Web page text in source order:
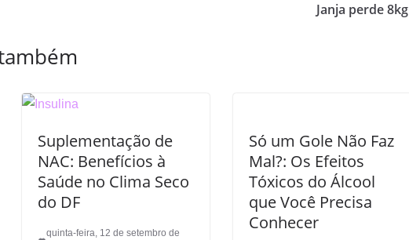
Janja perde 8kg
Suplementação de
NAC: Benefícios à
Saúde no Clima Seco
do DF
quinta-feira, 12 de setembro de
Só um Gole Não Faz
Mal?: Os Efeitos
Tóxicos do Álcool
que Você Precisa
Conhecer